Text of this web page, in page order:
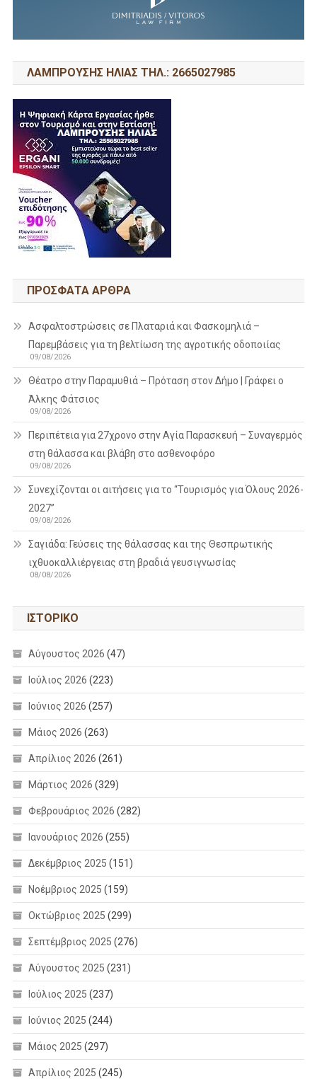
ΛΑΜΠΡΟΥΣΗΣ ΗΛΙΑΣ ΤΗΛ.: 2665027985
ΠΡΌΣΦΑΤΑ ΆΡΘΡΑ
Ασφαλτοστρώσεις σε Πλαταριά και Φασκομηλιά –
Παρεμβάσεις για τη βελτίωση της αγροτικής οδοποιίας
09/08/2026
Θέατρο στην Παραμυθιά – Πρόταση στον Δήμο | Γράφει ο
Άλκης Φάτσιος
09/08/2026
Περιπέτεια για 27χρονο στην Αγία Παρασκευή – Συναγερμός
στη θάλασσα και βλάβη στο ασθενοφόρο
09/08/2026
Συνεχίζονται οι αιτήσεις για το “Τουρισμός για Όλους 2026-
2027”
09/08/2026
Σαγιάδα: Γεύσεις της θάλασσας και της Θεσπρωτικής
ιχθυοκαλλιέργειας στη βραδιά γευσιγνωσίας
08/08/2026
ΙΣΤΟΡΙΚΌ
Αύγουστος 2026 (47)
Ιούλιος 2026 (223)
Ιούνιος 2026 (257)
Μάιος 2026 (263)
Απρίλιος 2026 (261)
Μάρτιος 2026 (329)
Φεβρουάριος 2026 (282)
Ιανουάριος 2026 (255)
Δεκέμβριος 2025 (151)
Νοέμβριος 2025 (159)
Οκτώβριος 2025 (299)
Σεπτέμβριος 2025 (276)
Αύγουστος 2025 (231)
Ιούλιος 2025 (237)
Ιούνιος 2025 (244)
Μάιος 2025 (297)
Απρίλιος 2025 (245)